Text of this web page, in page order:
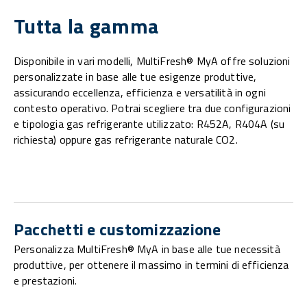
Tutta la gamma
Disponibile in vari modelli, MultiFresh® MyA offre soluzioni
personalizzate in base alle tue esigenze produttive,
assicurando eccellenza, efficienza e versatilità in ogni
contesto operativo. Potrai scegliere tra due configurazioni
e tipologia gas refrigerante utilizzato: R452A, R404A (su
richiesta) oppure gas refrigerante naturale CO2.
Pacchetti e customizzazione
Personalizza MultiFresh® MyA in base alle tue necessità
produttive, per ottenere il massimo in termini di efficienza
e prestazioni.